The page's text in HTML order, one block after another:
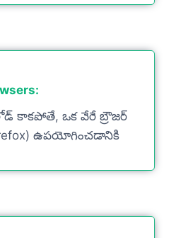
కాకపోతే, ఒక వేరే బ్రౌజర్
ఉపయోగించడానికి